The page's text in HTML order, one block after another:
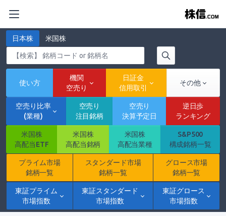
日本株 米国株
使い方
機関
空売り
日証金
信用取引
その他
空売り比率
(業種)
空売り
注目銘柄
空売り
決算予定日
逆日歩
ランキング
米国株
高配当ETF
米国株
高配当銘柄
米国株
高配当業種
S&P500
構成銘柄一覧
プライム市場
銘柄一覧
スタンダード市場
銘柄一覧
グロース市場
銘柄一覧
東証プライム
市場指数
東証スタンダード
市場指数
東証グロース
市場指数